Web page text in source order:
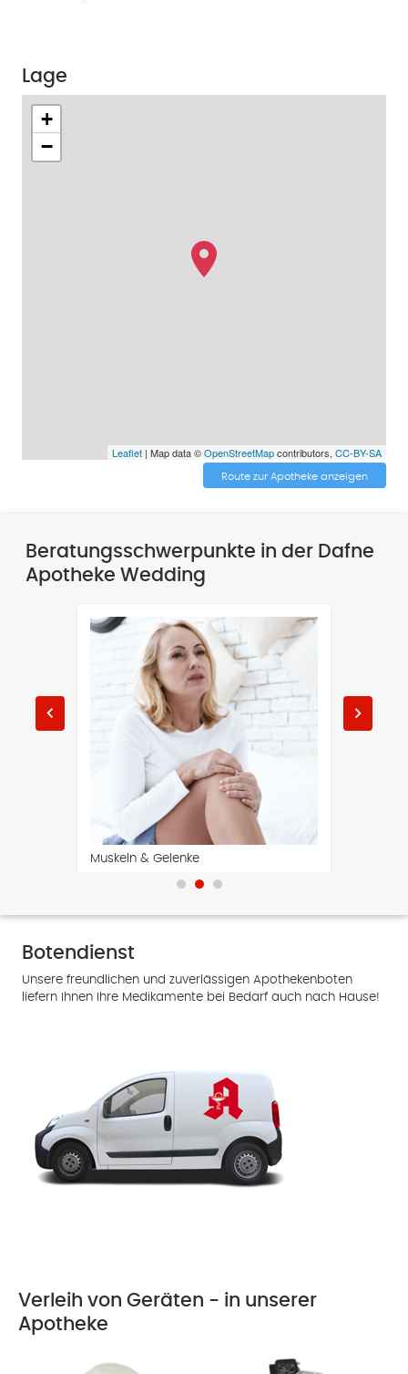
Lage
+
−
Leaflet| Map data ©OpenStreetMapcontributors, CC-BY-SA
Route zur Apotheke anzeigen
Beratungsschwerpunkte in der Dafne
Apotheke Wedding
keyboard_arrow_left
Muskeln & Gelenke
keyboard_arrow_right
Botendienst
Unsere freundlichen und zuverlässigen Apothekenboten
liefern Ihnen Ihre Medikamente bei Bedarf auch nach Hause!
Verleih von Geräten - in unserer
Apotheke